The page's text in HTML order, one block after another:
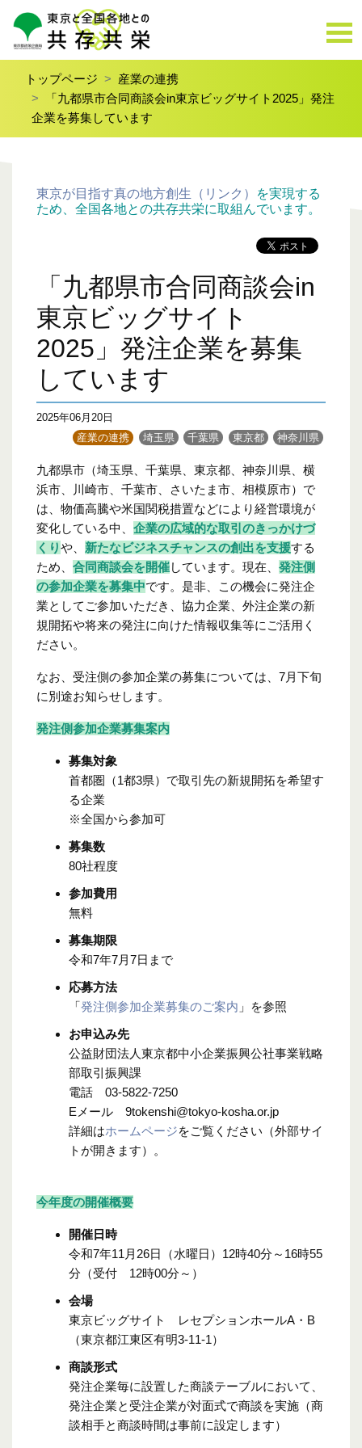
トップページ
産業の連携
「九都県市合同商談会in東京ビッグサイト2025」発注
企業を募集しています
東京が目指す真の地方創生（リンク）
を実現する
ため、全国各地との共存共栄に取組んでいます。
「九都県市合同商談会in
東京ビッグサイト
2025」発注企業を募集
しています
2025年06月20日
産業の連携
埼玉県 千葉県 東京都 神奈川県
九都県市（埼玉県、千葉県、東京都、神奈川県、横
浜市、川崎市、千葉市、さいたま市、相模原市）で
は、物価高騰や米国関税措置などにより経営環境が
変化している中、 企業の広域的な取引のきっかけづ
くりや、 新たなビジネスチャンスの創出を支援する
ため、 合同商談会を開催しています。現在、 発注側
の参加企業を募集中です。是非、この機会に発注企
業としてご参加いただき、協力企業、外注企業の新
規開拓や将来の発注に向けた情報収集等にご活用く
ださい。
なお、受注側の参加企業の募集については、7月下旬
に別途お知らせします。
発注側参加企業募集案内
募集対象
首都圏（1都3県）で取引先の新規開拓を希望す
る企業
※全国から参加可
募集数
80社程度
参加費用
無料
募集期限
令和7年7月7日まで
応募方法
「発注側参加企業募集のご案内 」を参照
お申込み先
公益財団法人東京都中小企業振興公社事業戦略
部取引振興課
電話 03-5822-7250
Eメール 9tokenshi@tokyo-kosha.or.jp
詳細はホームページをご覧ください（外部サイ
トが開きます）。
今年度の開催概要
開催日時
令和7年11月26日（水曜日）12時40分～16時55
分（受付 12時00分～）
会場
東京ビッグサイト レセプションホールA・B
（東京都江東区有明3-11-1）
商談形式
発注企業毎に設置した商談テーブルにおいて、
発注企業と受注企業が対面式で商談を実施（商
談相手と商談時間は事前に設定します）